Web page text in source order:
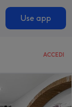
Use app
ACCEDI